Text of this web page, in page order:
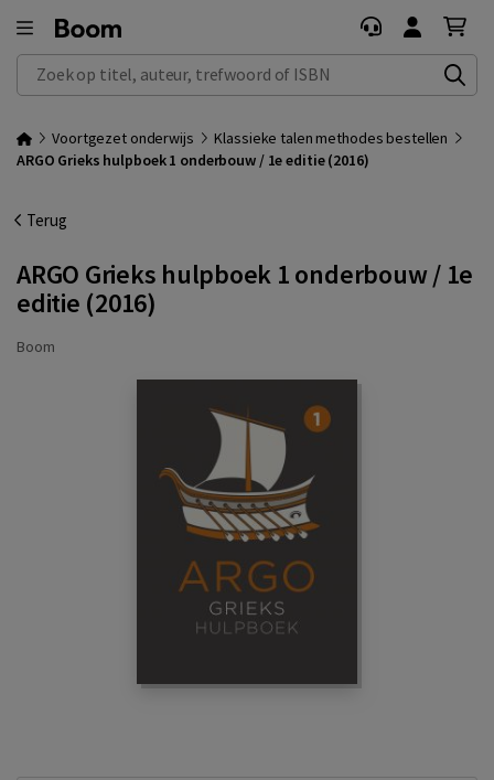
Zoek op titel, auteur, trefwoord of ISBN
Voortgezet onderwijs
Klassieke talen methodes bestellen
ARGO Grieks hulpboek 1 onderbouw / 1e editie (2016)
Terug
ARGO Grieks hulpboek 1 onderbouw / 1e
editie (2016)
Boom